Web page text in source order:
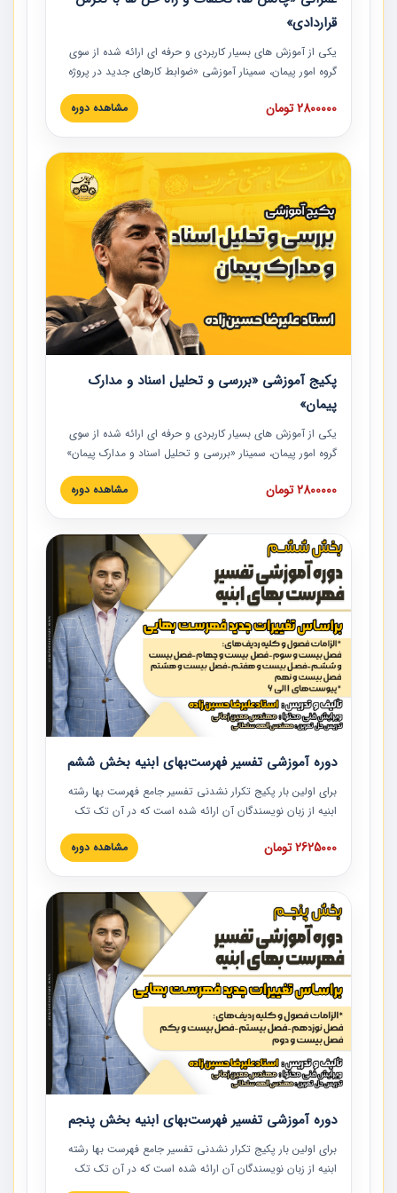
قراردادی»
یکی از آموزش‏‏‏‏‏‏ های بسیار کاربردی و حرفه‏ ای ارائه شده از سوی
گروه امور پیمان، سمینار آموزشی «ضوابط کارهای جدید در پروژه
های عمرانی» چالش ها، تخلفات و راه حل ها با نگرش قراردادی
است که در محل سندیکای شرکت های ساختمانی کشور ارائه شد.
مدارک پیمان به همراه تجربیات عملی ارائه شده است.
2800000 تومان مشاهده دوره
پکیج آموزشی «بررسی و تحلیل اسناد و مدارک
پیمان»
یکی از آموزش‏‏‏‏‏‏ های بسیار کاربردی و حرفه‏ ای ارائه شده از سوی
گروه امور پیمان، سمینار «بررسی و تحلیل اسناد و مدارک پیمان»
است که در دانشگاه صنعتی شریف ارائه شد. در این آموزش
نکات کلیدی مربوط به اسناد و مدارک پیمان، اولویت بندی اسناد
پیمان به همراه تجربیات عملی در این خصوص ارائه شده است.
2800000 تومان مشاهده دوره
دوره آموزشی تفسیر فهرست‌بهای ابنیه بخش ششم
برای اولین بار پکیج تکرار نشدنی تفسیر جامع فهرست بها رشته
ابنیه از زبان نویسندگان آن ارائه شده است که در آن تک تک
ردیف ها و مطالب فهرست بها تفسیر و ارائه شده است. این
دوره به صورت کامل تصویری بوده و به همراه تصاویر عملیات
دوره با کلام مهندس علیرضاحسین‌زاده مدیر پروژه مهندسی
مشاور در امر بازنگری فهرست بها رشته ابنیه ارائه شده و به تمام
همکارانی که در حوزه صنعت ساخت در حال فعالیت هستند حتما
توصیه می کنیم از مطالب این دوره استفاده نمایند.
2625000 تومان مشاهده دوره
دوره آموزشی تفسیر فهرست‌بهای ابنیه بخش پنجم
برای اولین بار پکیج تکرار نشدنی تفسیر جامع فهرست بها رشته
ابنیه از زبان نویسندگان آن ارائه شده است که در آن تک تک
ردیف ها و مطالب فهرست بها تفسیر و ارائه شده است. این